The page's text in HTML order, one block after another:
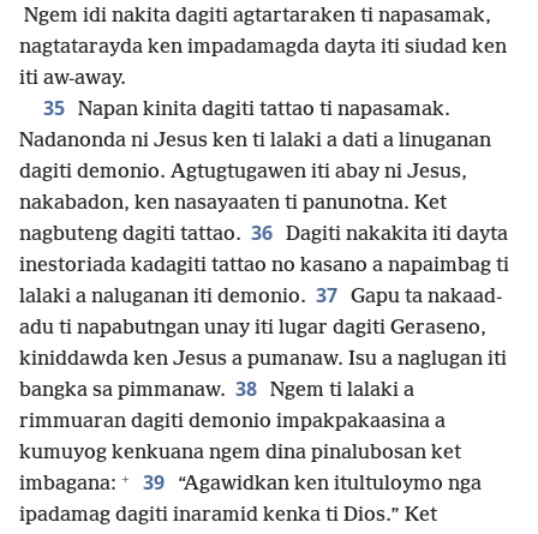
Ngem idi nakita dagiti agtartaraken ti napasamak,
nagtatarayda ken impadamagda dayta iti siudad ken
iti aw-away.
35 Napan kinita dagiti tattao ti napasamak.
Nadanonda ni Jesus ken ti lalaki a dati a linuganan
dagiti demonio. Agtugtugawen iti abay ni Jesus,
nakabadon, ken nasayaaten ti panunotna. Ket
nagbuteng dagiti tattao. 36 Dagiti nakakita iti dayta
inestoriada kadagiti tattao no kasano a napaimbag ti
lalaki a naluganan iti demonio. 37 Gapu ta nakaad-
adu ti napabutngan unay iti lugar dagiti Geraseno,
kiniddawda ken Jesus a pumanaw. Isu a naglugan iti
bangka sa pimmanaw. 38 Ngem ti lalaki a
rimmuaran dagiti demonio impakpakaasina a
kumuyog kenkuana ngem dina pinalubosan ket
imbagana: + 39
“Agawidkan ken itultuloymo nga
ipadamag dagiti inaramid kenka ti Dios.” Ket